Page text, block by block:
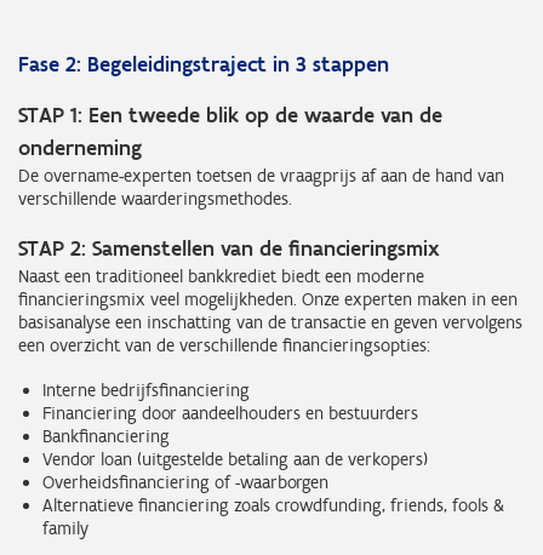
Fase 2: Begeleidingstraject in 3 stappen
STAP 1: Een tweede blik op de waarde van de
onderneming
De overname-experten toetsen de vraagprijs af aan de hand van
verschillende waarderingsmethodes.
STAP 2: Samenstellen van de financieringsmix
Naast een traditioneel bankkrediet biedt een moderne
financieringsmix veel mogelijkheden. Onze experten maken in een
basisanalyse een inschatting van de transactie en geven vervolgens
een overzicht van de verschillende financieringsopties:
Interne bedrijfsfinanciering
Financiering door aandeelhouders en bestuurders
Bankfinanciering
Vendor loan (uitgestelde betaling aan de verkopers)
Overheidsfinanciering of -waarborgen
Alternatieve financiering zoals crowdfunding, friends, fools &
family